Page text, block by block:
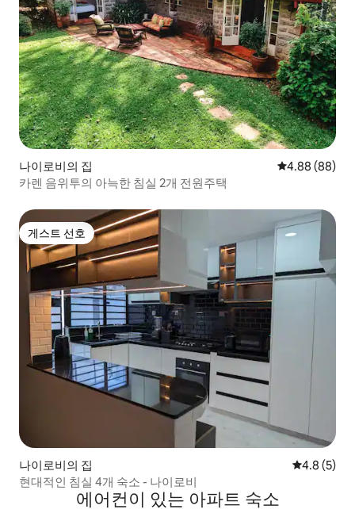
나이로비의 집 평점 4.88점(5
4.88 (88)
카렌 음위투의 아늑한 침실 2개 전원주택
게스트 선호
게스트 선호
나이로비의 집 평점 4.8점
4.8 (5)
현대적인 침실 4개 숙소 - 나이로비
에어컨이 있는 아파트 숙소